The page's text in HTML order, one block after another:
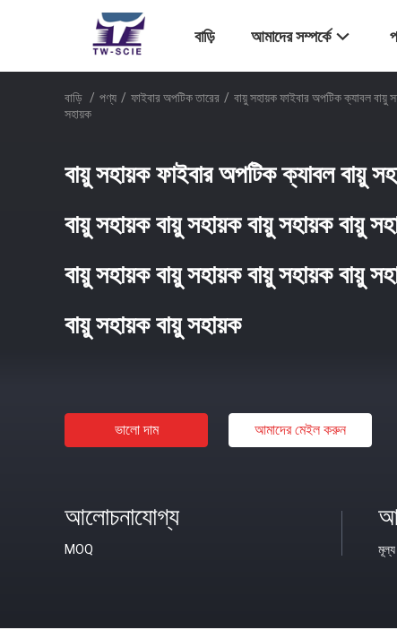
বাড়ি আমাদের সম্পর্কে
বাড়ি / পণ্য / ফাইবার অপটিক তারের / বায়ু সহায়ক ফাইবার অপটিক ক্যাবল বায়ু
সহায়ক
বায়ু সহায়ক ফাইবার অপটিক ক্যাবল বায়ু
বায়ু সহায়ক বায়ু সহায়ক বায়ু সহায়ক বায়ু
বায়ু সহায়ক বায়ু সহায়ক বায়ু সহায়ক বায়ু
বায়ু সহায়ক বায়ু সহায়ক
ভালো দাম আমাদের মেইল ​​করুন
আলোচনাযোগ্য
MOQ মূল্য